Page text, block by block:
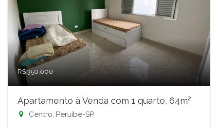
R$ 350.000
Apartamento à Venda com 1 quarto, 64m²
Centro, Peruíbe-SP